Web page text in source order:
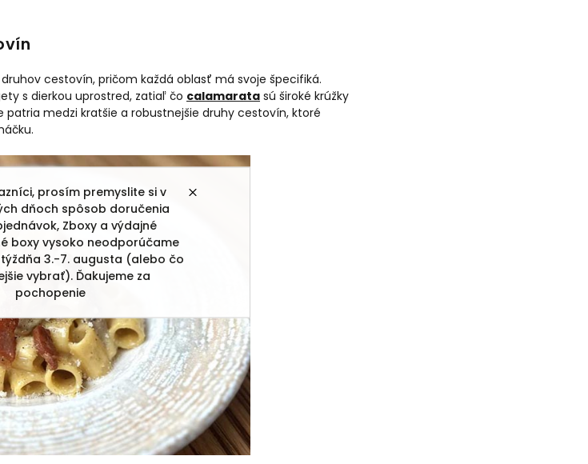
prosím premyslite si v
dňoch spôsob doručenia
Zboxy a výdajné
boxy vysoko neodporúčame
3.-7. augusta (alebo čo
vybrať). Ďakujeme za
pochopenie
cestovín, pričom každá oblasť má svoje špecifiká.
s dierkou uprostred, zatiaľ čo calamarata sú široké krúžky
medzi kratšie a robustnejšie druhy cestovín, ktoré